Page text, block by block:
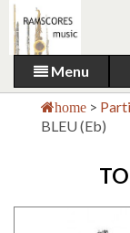
Menu
home >
BLEU (Eb)